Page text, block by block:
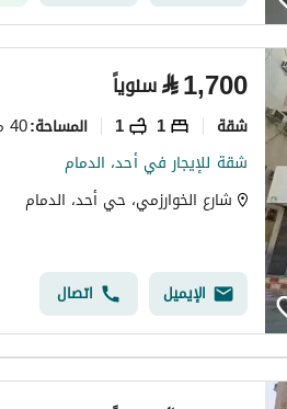
⃁1,700 سنوياً
شقة 1
1 المساحة:40 م2
شقة للإيجار في أحد، الدمام
شارع الخوارزمي، حي أحد، الدمام
الإيميل اتصال